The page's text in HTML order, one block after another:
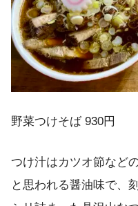
野菜つけそば 930円
つけ汁はカツオ節など
と思われる醤油味で、